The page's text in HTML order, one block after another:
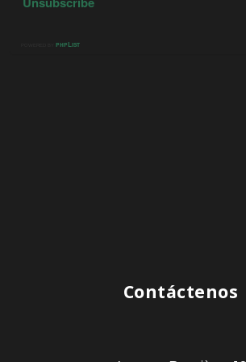
Contáctenos